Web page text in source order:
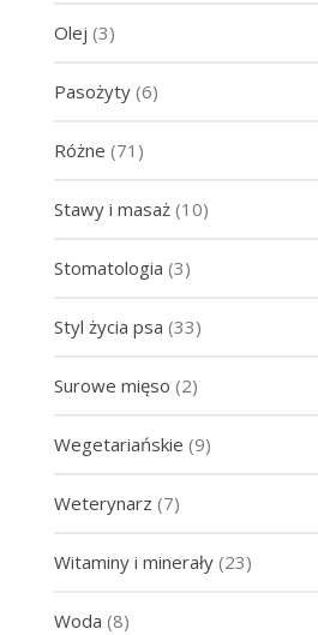
Olej (3)
Pasożyty(6)
Różne (71)
Stawy i masaż(10)
Stomatologia (3)
Styl życia psa (33)
Surowe mięso (2)
Wegetariańskie (9)
Weterynarz (7)
Witaminy i minerały(23)
Woda (8)